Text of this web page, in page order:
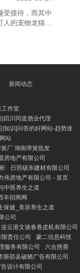
贴、税收优惠
守旧。这些财务
受接待，而其中
的宠物龙猫搞
可人外在，更
数欢笑。 龙
“太萌了”。更
新闻动态
工作室
四川同道酒业代理
|知识|问答的好网站-趋势迷
站
厂 湖南弹簧批发
房地产有限公司
日照硕东建材有限公司
伟房地产有限公司 - 首页
中医养生之道
丰招商网
保健_美容养生之道
公司
连云港文迪春卷皮机有限公司
责任公司
蒙二信息科技
服务有限公司
六合慈善
新邵县破晓广告有限公司
告设计有限公司